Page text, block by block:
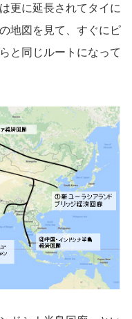
更に延長されてタイに
地図を見て、すぐにピ
と同じルートになって